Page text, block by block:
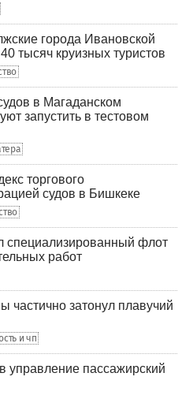
города Ивановской
тысяч круизных туристов
в Магаданском
запустить в тестовом
торгового
судов в Бишкеке
специализированный флот
работ
частично затонул плавучий
и чп
управление пассажирский